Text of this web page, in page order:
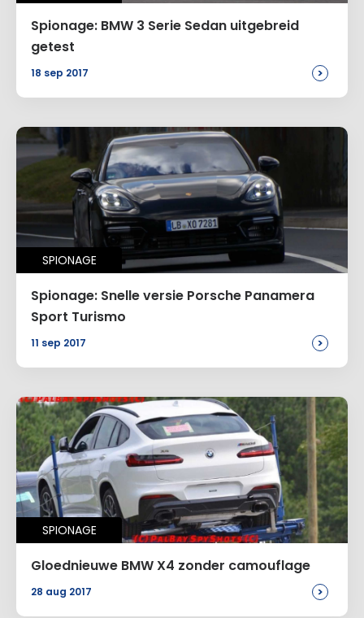
Spionage: BMW 3 Serie Sedan uitgebreid
getest
18 sep 2017 >
SPIONAGE
Spionage: Snelle versie Porsche Panamera
Sport Turismo
11 sep 2017 >
SPIONAGE
Gloednieuwe BMW X4 zonder camouflage
28 aug 2017 >